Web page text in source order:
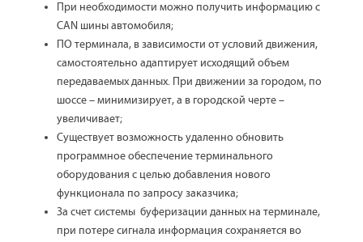
При необходимости можно получить информацию с
CAN шины автомобиля;
ПО терминала, в зависимости от условий движения,
самостоятельно адаптирует исходящий объем
передаваемых данных. При движении за городом, по
шоссе – минимизирует, а в городской черте –
увеличивает;
Существует возможность удаленно обновить
программное обеспечение терминального
оборудования с целью добавления нового
функционала по запросу заказчика;
За счет системы буферизации данных на терминале,
при потере сигнала информация сохраняется во